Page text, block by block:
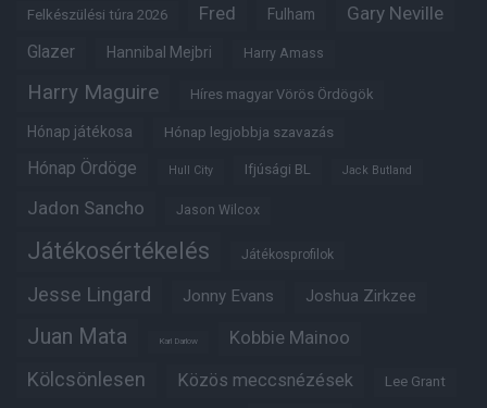
Felkészülési túra 2026 Fred Fulham Gary Neville
Glazer Hannibal Mejbri Harry Amass
Harry Maguire Híres magyar Vörös Ördögök
Hónap játékosa Hónap legjobbja szavazás
Hónap Ördöge Hull City Ifjúsági BL Jack Butland
Jadon Sancho Jason Wilcox
Játékosértékelés Játékosprofilok
Jesse Lingard Jonny Evans Joshua Zirkzee
Juan Mata Karl Darlow Kobbie Mainoo
Kölcsönlesen Közös meccsnézések Lee Grant